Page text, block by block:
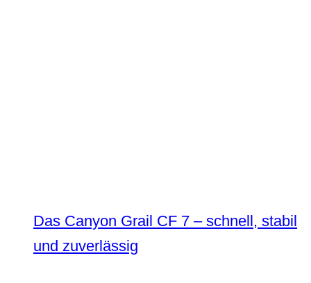
Das Canyon Grail CF 7 – schnell, stabil
und zuverlässig